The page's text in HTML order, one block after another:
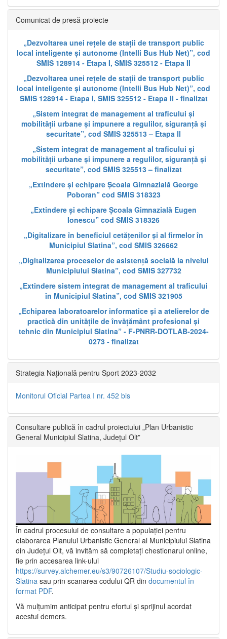
Comunicat de presă proiecte
„Dezvoltarea unei rețele de stații de transport public
local inteligente și autonome (Intelli Bus Hub Net)”, cod
SMIS 128914 - Etapa I, SMIS 325512 - Etapa II
„Dezvoltarea unei rețele de stații de transport public
local inteligente și autonome (Intelli Bus Hub Net)”, cod
SMIS 128914 - Etapa I, SMIS 325512 - Etapa II - finalizat
„Sistem integrat de management al traficului și
mobilității urbane și impunere a regulilor, siguranță și
securitate”, cod SMIS 325513 – Etapa II
„Sistem integrat de management al traficului și
mobilității urbane și impunere a regulilor, siguranță și
securitate”, cod SMIS 325513 – finalizat
„Extindere și echipare Școala Gimnazială George
Poboran” cod SMIS 318323
„Extindere și echipare Școala Gimnazială Eugen
Ionescu” cod SMIS 318326
„Digitalizare în beneficiul cetățenilor și al firmelor în
Municipiul Slatina”, cod SMIS 326662
„Digitalizarea proceselor de asistență socială la nivelul
Municipiului Slatina”, cod SMIS 327732
„Extindere sistem integrat de management al traficului
în Municipiul Slatina”, cod SMIS 321905
„Echiparea laboratoarelor informatice și a atelierelor de
practică din unitățile de învățământ profesional și
tehnic din Municipiul Slatina” - F-PNRR-DOTLAB-2024-
0273 - finalizat
Strategia Națională pentru Sport 2023-2032
Monitorul Oficial Partea I nr. 452 bis
Consultare publică în cadrul proiectului „Plan Urbanistic
General Municipiul Slatina, Județul Olt”
În cadrul procesului de consultare a populaţiei pentru
elaborarea Planului Urbanistic General al Municipiului Slatina
din Județul Olt, vă invităm să completați chestionarul online,
fie prin accesarea link-ului
https://survey.alchemer.eu/s3/90726107/Studiu-sociologic-
Slatina sau prin scanarea codului QR din documentul în
format PDF.
Vă mulţumim anticipat pentru efortul şi sprijinul acordat
acestui demers.